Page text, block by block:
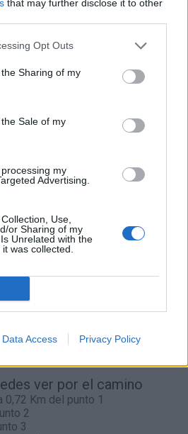
that may further disclose it to other
Opt Outs
Sharing of my
Sale of my
my
Advertising.
Use,
or Sharing of my
Unrelated with the
was collected.
Data Access Privacy Policy
Gasto
Gasto
Gasto
44l.- 0,00€
22l.-31 44l. - 0,00€
0,00€
0,00€
incidencias de la DGT en
de tráfico cerca deCanoas
de tráfico
incidencias de la DGT en
de tráfico cerca deSão José
ver por el camino
0,72 Km del punto 1
2
3